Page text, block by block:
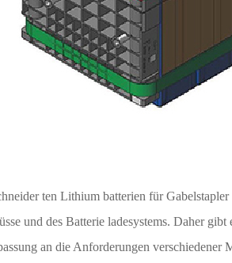
ten Lithium batterien für
und des Batterie ladesystems. Daher
an die Anforderungen verschiedener